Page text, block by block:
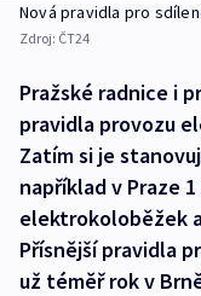
Nová pravidla pro
Zdroj: ČT24
Pražské radnice i
pravidla provozu
Zatím si je
například v Praze
elektrokoloběžek
Přísnější pravidla
už téměř rok v